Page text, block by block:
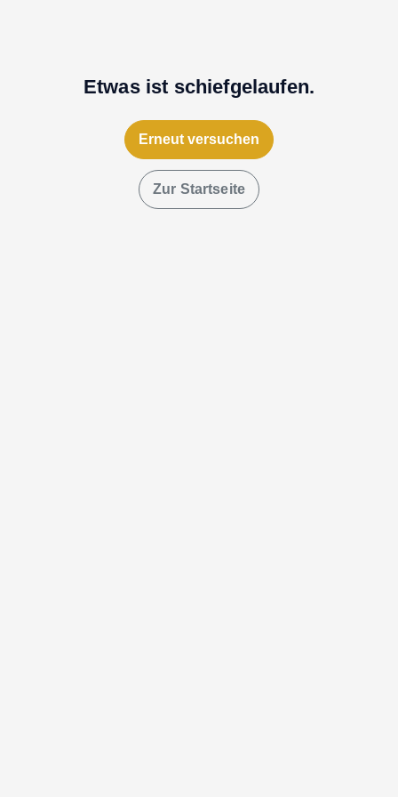
Etwas ist schiefgelaufen.
Erneut versuchen
Zur Startseite